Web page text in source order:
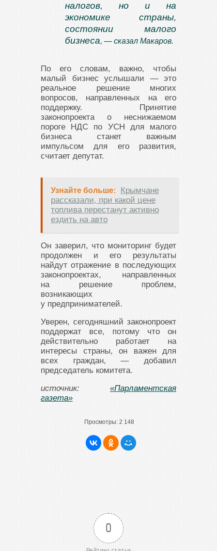
налогов, но и на
экономике страны,
состоянии малого
бизнеса, — сказал Макаров.
По его словам, важно, чтобы
малый бизнес услышали — это
реальное решение многих
вопросов, направленных на его
поддержку. Принятие
законопроекта о неснижаемом
пороге НДС по УСН для малого
бизнеса станет важным
импульсом для его развития,
считает депутат.
Узнайте больше:
Крымчане
рассказали, при какой цене
топлива перестанут активно
ездить на авто
Он заверил, что мониторинг будет
продолжен и его результаты
найдут отражение в последующих
законопроектах, направленных
на решение проблем,
возникающих
у предпринимателей.
Уверен, сегодняшний законопроект
поддержат все, потому что он
действительно работает на
интересы страны, он важен для
всех граждан, — добавил
председатель комитета.
источник: «Парламентская
газета»
Просмотры: 2 148
0